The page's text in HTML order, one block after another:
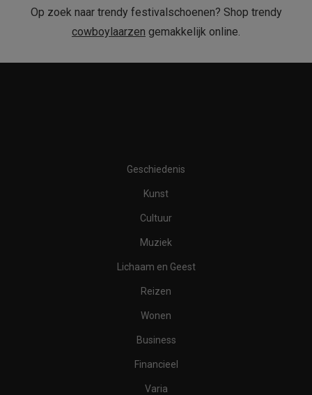
Op zoek naar trendy festivalschoenen? Shop trendy
cowboylaarzen gemakkelijk online.
Geschiedenis
Kunst
Cultuur
Muziek
Lichaam en Geest
Reizen
Wonen
Business
Financieel
Varia